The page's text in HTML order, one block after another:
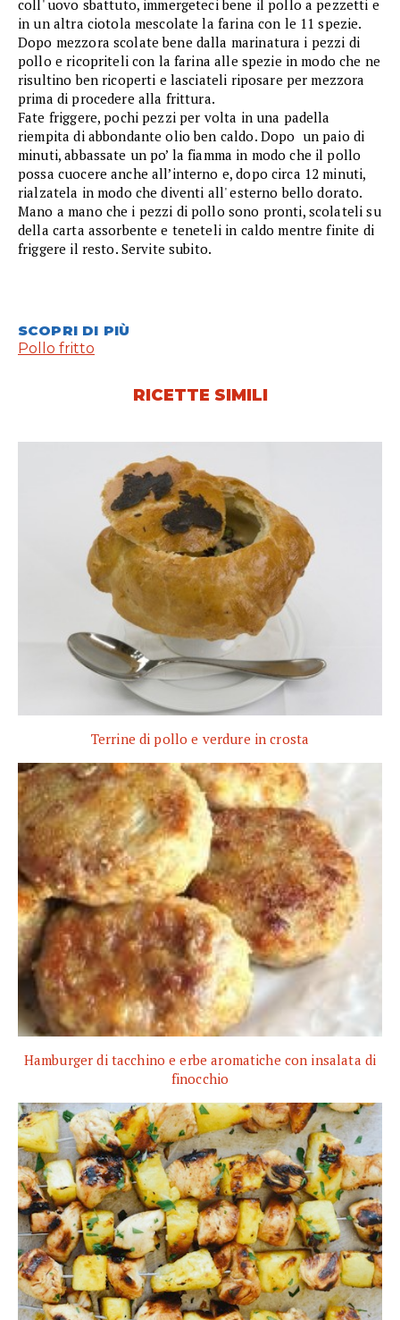
coll' uovo sbattuto, immergeteci bene il pollo a pezzetti e
in un altra ciotola mescolate la farina con le 11 spezie.
Dopo mezzora scolate bene dalla marinatura i pezzi di
pollo e ricopriteli con la farina alle spezie in modo che ne
risultino ben ricoperti e lasciateli riposare per mezzora
prima di procedere alla frittura.
Fate friggere, pochi pezzi per volta in una padella
riempita di abbondante olio ben caldo. Dopo un paio di
minuti, abbassate un po’ la fiamma in modo che il pollo
possa cuocere anche all’interno e, dopo circa 12 minuti,
rialzatela in modo che diventi all' esterno bello dorato.
Mano a mano che i pezzi di pollo sono pronti, scolateli su
della carta assorbente e teneteli in caldo mentre finite di
friggere il resto. Servite subito.
SCOPRI DI PIÙ
Pollo fritto
RICETTE SIMILI
Terrine di pollo e verdure in crosta
Hamburger di tacchino e erbe aromatiche con insalata di
finocchio